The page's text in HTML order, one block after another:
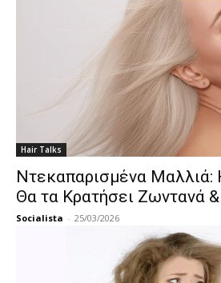
Hair Talks
Ντεκαπαρισμένα Μαλλιά:
Θα τα Κρατήσει Ζωντανά
Socialista - 25/03/2026